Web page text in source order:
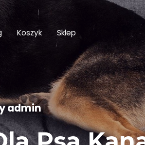
Koszyk Sklep
admin